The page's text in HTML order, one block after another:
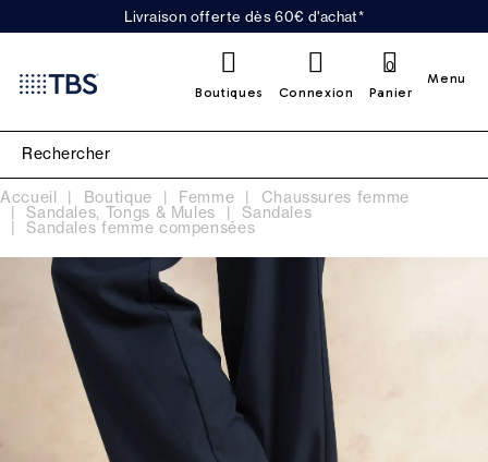
Livraison offerte dès 60€ d'achat*
Boutiques Connexion Panier
0
Menu
Accueil Boutique Femme Chaussures femme
Sandales, Tongs & Mules Sandales
Sandales femme compensées